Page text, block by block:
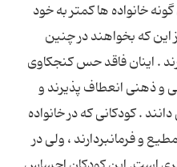
خانواده ها كمتر به خود
این كه بخواهند در چنین
. اینان فاقد حس كنجكاوی
و ذهنی انعطاف پذیرند و
. كودكانی كه در خانواده
و فرمانبردارند ، ولی در